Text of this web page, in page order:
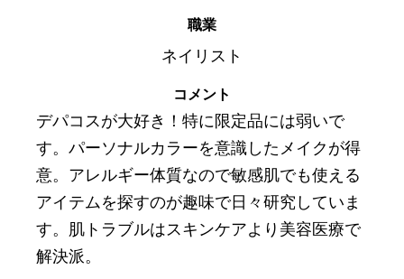
職業
ネイリスト
コメント
デパコスが大好き！特に限定品には弱いで
す。パーソナルカラーを意識したメイクが得
意。アレルギー体質なので敏感肌でも使える
アイテムを探すのが趣味で日々研究していま
す。肌トラブルはスキンケアより美容医療で
解決派。